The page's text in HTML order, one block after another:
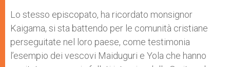
Lo stesso episcopato, ha ricordato monsignor
Kaigama, si sta battendo per le comunità cristiane
perseguitate nel loro paese, come testimonia
l’esempio dei vescovi Maiduguri e Yola che hanno